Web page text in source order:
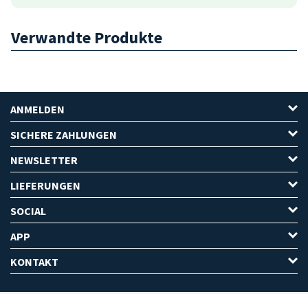
Verwandte Produkte
ANMELDEN
SICHERE ZAHLUNGEN
NEWSLETTER
LIEFERUNGEN
SOCIAL
APP
KONTAKT